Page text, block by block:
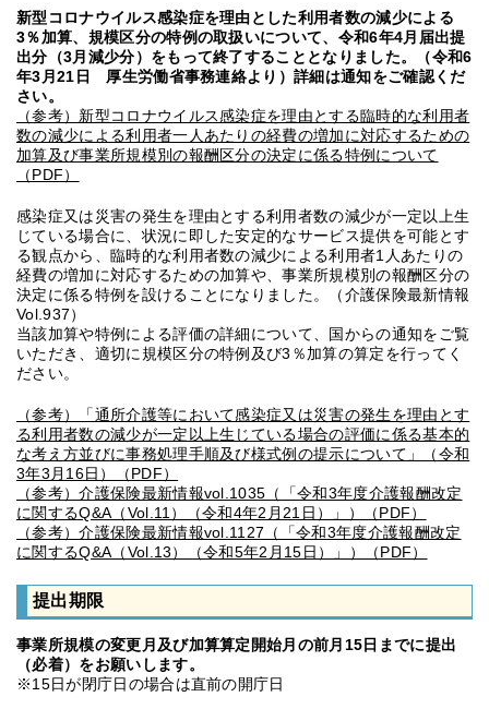
新型コロナウイルス感染症を理由とした利用者数の減少による
3％加算、規模区分の特例の取扱いについて、令和6年4月届出提
出分（3月減少分）をもって終了することとなりました。（令和6
年3月21日 厚生労働省事務連絡より）詳細は通知をご確認くだ
さい。
（参考）新型コロナウイルス感染症を理由とする臨時的な利用者
数の減少による利用者一人あたりの経費の増加に対応するための
加算及び事業所規模別の報酬区分の決定に係る特例について
（PDF）
感染症又は災害の発生を理由とする利用者数の減少が一定以上生
じている場合に、状況に即した安定的なサービス提供を可能とす
る観点から、臨時的な利用者数の減少による利用者1人あたりの
経費の増加に対応するための加算や、事業所規模別の報酬区分の
決定に係る特例を設けることになりました。（介護保険最新情報
Vol.937）
当該加算や特例による評価の詳細について、国からの通知をご覧
いただき、適切に規模区分の特例及び3％加算の算定を行ってく
ださい。
（参考）「通所介護等において感染症又は災害の発生を理由とす
る利用者数の減少が一定以上生じている場合の評価に係る基本的
な考え方並びに事務処理手順及び様式例の提示について」（令和
3年3月16日）（PDF）
（参考）介護保険最新情報vol.1035（「令和3年度介護報酬改定
に関するQ&A（Vol.11）（令和4年2月21日）」）（PDF）
（参考）介護保険最新情報vol.1127（「令和3年度介護報酬改定
に関するQ&A（Vol.13）（令和5年2月15日）」）（PDF）
提出期限
事業所規模の変更月及び加算算定開始月の前月15日までに提出
（必着） をお願いします。
※15日が閉庁日の場合は直前の開庁日